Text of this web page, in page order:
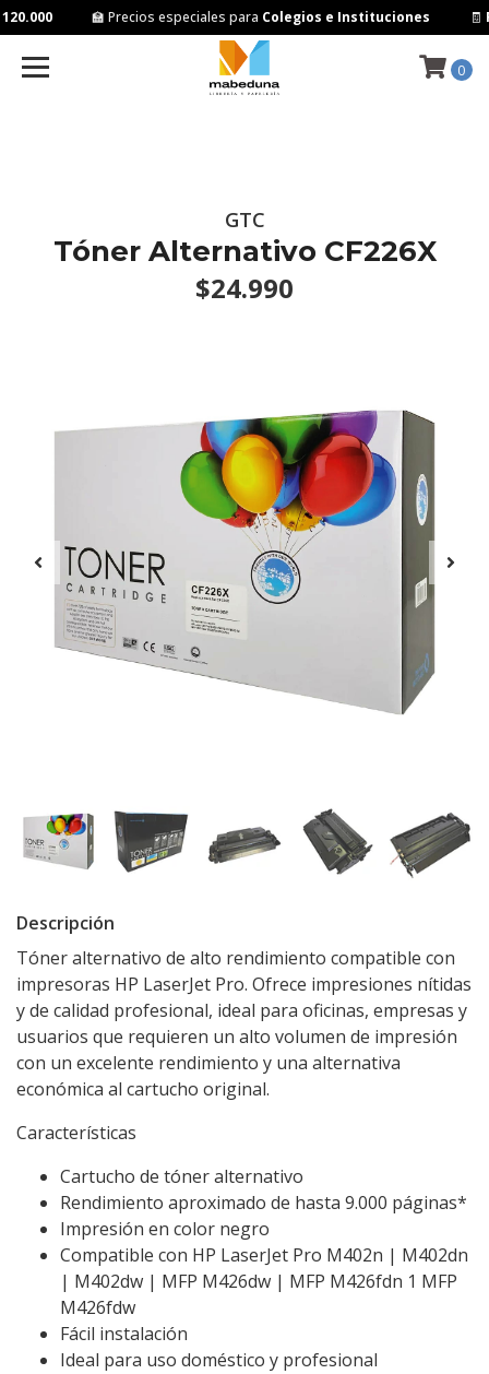
🏫 Precios especiales paraColegios e Instituciones 🧾
0
GTC
Tóner Alternativo CF226X
$24.990
Descripción
Tóner alternativo de alto rendimiento compatible con
impresoras HP LaserJet Pro. Ofrece impresiones nítidas
y de calidad profesional, ideal para oficinas, empresas y
usuarios que requieren un alto volumen de impresión
con un excelente rendimiento y una alternativa
económica al cartucho original.
Características
Cartucho de tóner alternativo
Rendimiento aproximado de hasta 9.000 páginas*
Impresión en color negro
Compatible con HP LaserJet Pro M402n | M402dn
| M402dw | MFP M426dw | MFP M426fdn 1 MFP
M426fdw
Fácil instalación
Ideal para uso doméstico y profesional